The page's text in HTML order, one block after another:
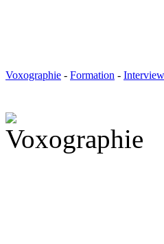
Voxographie - Formation -